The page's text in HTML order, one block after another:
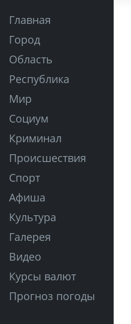
Главная
Город
Область
Республика
Мир
Социум
Криминал
Происшествия
Спорт
Афиша
Культура
Галерея
Видео
Курсы валют
Прогноз погоды